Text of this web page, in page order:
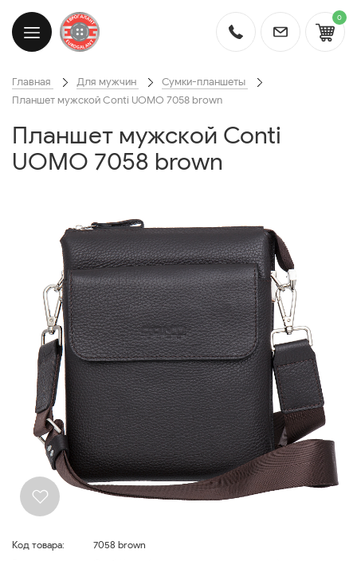
0
Главная Для мужчин
Сумки-планшеты
Планшет мужской Conti UOMO 7058 brown
Планшет мужской Conti
UOMO 7058 brown
Код товара:
7058 brown